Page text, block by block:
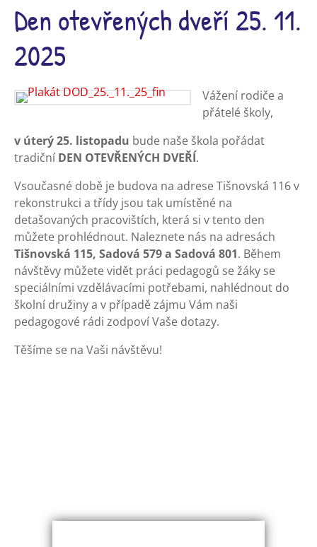
Den otevřených dveří 25. 11.
2025
Vážení rodiče a
přátelé školy,
v úterý 25. listopadu bude naše škola pořádat
tradiční DEN OTEVŘENÝCH DVEŘÍ.
Vsoučasné době je budova na adrese Tišnovská 116 v
rekonstrukci a třídy jsou tak umístěné na
detašovaných pracovištích, která si v tento den
můžete prohlédnout. Naleznete nás na adresách
Tišnovská 115, Sadová 579 a Sadová 801. Během
návštěvy můžete vidět práci pedagogů se žáky se
speciálními vzdělávacími potřebami, nahlédnout do
školní družiny a v případě zájmu Vám naši
pedagogové rádi zodpoví Vaše dotazy.
Těšíme se na Vaši návštěvu!